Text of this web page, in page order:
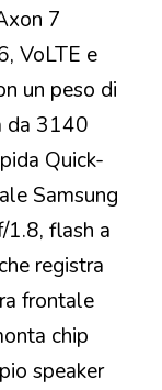
7
VoLTE e
un peso di
da 3140
Quick-
Samsung
flash a
registra
frontale
chip
speaker